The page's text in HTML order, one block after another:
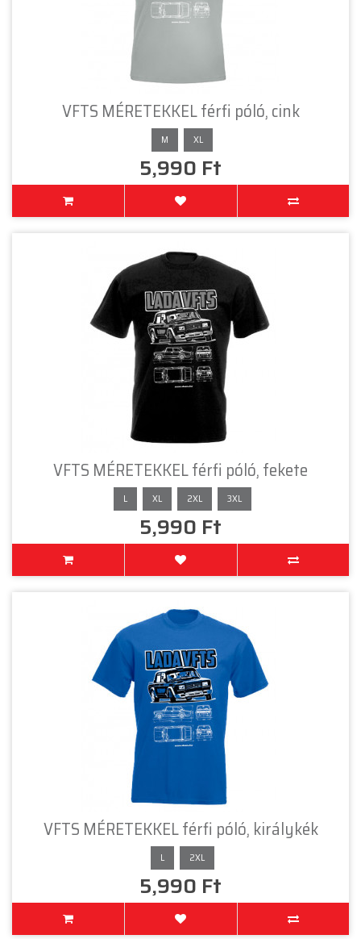
VFTS MÉRETEKKEL férfi póló, cink
M XL
5,990 Ft
VFTS MÉRETEKKEL férfi póló, fekete
L XL 2XL 3XL
5,990 Ft
VFTS MÉRETEKKEL férfi póló, királykék
L 2XL
5,990 Ft